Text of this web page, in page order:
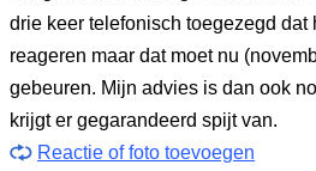
drie keer telefonisch toegezegd dat
reageren maar dat moet nu
gebeuren. Mijn advies is dan ook
krijgt er gegarandeerd spijt van.
Reactie of foto toevoegen